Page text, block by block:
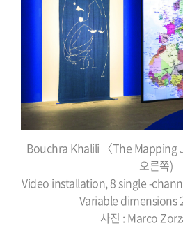
Bouchra Khalili 〈The Mapping
오른쪽)
Video installation, 8 single -
Variable dimensions
사진 : Marco